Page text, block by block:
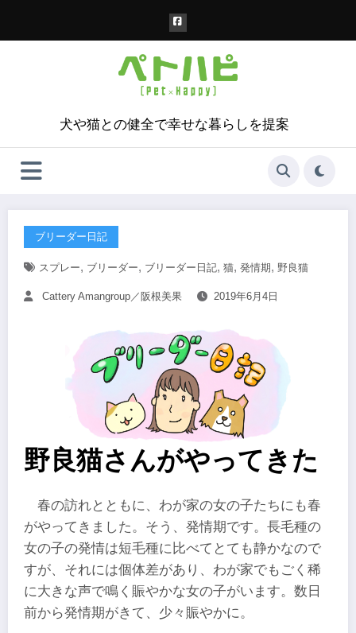
犬や猫との健全で幸せな暮らしを提案
ブリーダー日記
スプレー, ブリーダー, ブリーダー日記, 猫, 発情期, 野良猫
Cattery Amangroup／阪根美果 2019年6月4日
野良猫さんがやってきた
春の訪れとともに、わが家の女の子たちにも春
がやってきました。そう、発情期です。長毛種の
女の子の発情は短毛種に比べてとても静かなので
すが、それには個体差があり、わが家でもごく稀
に大きな声で鳴く賑やかな女の子がいます。数日
前から発情期がきて、少々賑やかに。